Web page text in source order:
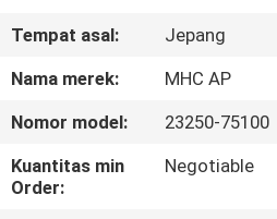
TENTANG
KAMI
TUR
PABRIK
Tempat asal:
Jepang
Nama merek:
MHC AP
Nomor model:
23250-75100
Kuantitas min
Order:
Negotiable